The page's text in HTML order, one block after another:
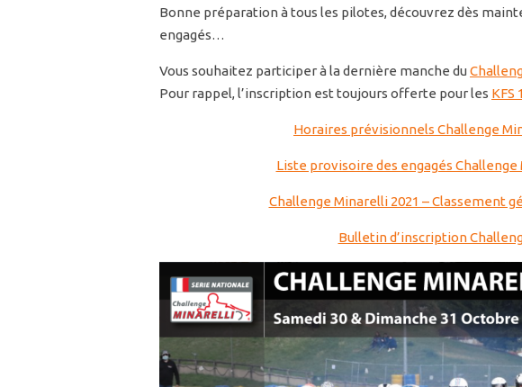
Bonne préparation à tous les pilotes, découvrez dès
engagés…
Vous souhaitez participer à la dernière manche du
Pour rappel, l’inscription est toujours offerte pour les KFS
Horaires prévisionnels Challenge
Liste provisoire des engagés
Challenge Minarelli 2021 – Classement
Bulletin d’inscription